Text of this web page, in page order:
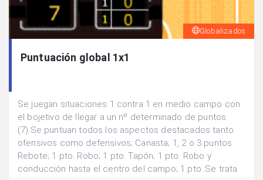
Globalizados
Puntuación global 1x1
Se juegan situaciones 1 contra 1 en medio campo con
el bojetivo de llegar a un nº determinado de puntos
(7).Se puntuan todos los aspectos destacados tanto
ofensivos como defensivos; Canasta; 1, 2 o 3 puntos.
Rebote; 1 pto. Robo; 1 pto. Tapón; 1 pto. Robo y
conducción hasta el centro del campo; 1 pto..Se trata